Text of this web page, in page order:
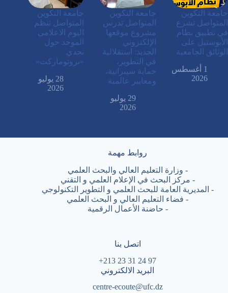
جامعة التكوين
المتواصل تشرع
في تطبيق نظام
الأبوستيل على
الوثائق الجامعية
1 أغسطس
2026
جامعة التكوين
المتواصل تدرس
مشروع موقعها
الإلكتروني
الجديد: استقلالية
في التطوير،
حماية سيبرانية،
ومعايير عالمية
29 يوليو
2026
جامعة التكوين
المتواصل تنظم
اليوم الاعلامي
الموحد حول
تحدي
«بروتوماركت»
28 يوليو
2026
روابط مهمة
- وزارة التعليم العالي والبحث العلمي
- مركز البحث في الإعلام العلمي و التقني
- المديرية العامة للبحث العلمي و التطوير التكنولوجي
- فضاء التعليم العالي و البحث العلمي
- حاضنة الأعمال الرقمية
اتصل بنا
97 24 31 23 213+
البريد الالكتروني
centre-ecoute@ufc.dz